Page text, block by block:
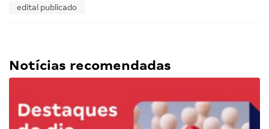
edital publicado
Notícias recomendadas